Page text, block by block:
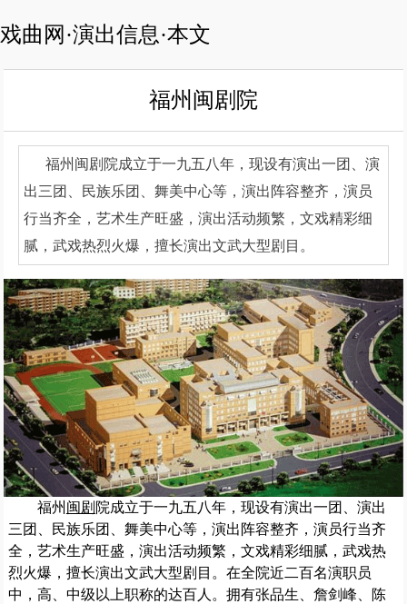
戏曲网·演出信息·本文
福州闽剧院
福州闽剧院成立于一九五八年，现设有演出一团、演
出三团、民族乐团、舞美中心等，演出阵容整齐，演员
行当齐全，艺术生产旺盛，演出活动频繁，文戏精彩细
腻，武戏热烈火爆，擅长演出文武大型剧目。
福州 闽剧 院成立于一九五八年，现设有演出一团、演出
三团、民族乐团、舞美中心等，演出阵容整齐，演员行当齐
全，艺术生产旺盛，演出活动频繁，文戏精彩细腻，武戏热
烈火爆，擅长演出文武大型剧目。在全院近二百名演职员
中，高、中级以上职称的达百人。拥有张品生、詹剑峰、陈